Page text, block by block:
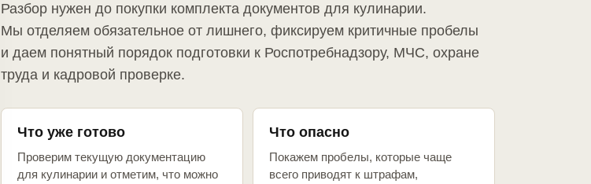
Разбор нужен до покупки комплекта документов для кулинарии.
Мы отделяем обязательное от лишнего, фиксируем критичные пробелы
и даем понятный порядок подготовки к Роспотребнадзору, МЧС, охране
труда и кадровой проверке.
Что уже готово
Проверим текущую документацию
для кулинарии и отметим, что можно
Что опасно
Покажем пробелы, которые чаще
всего приводят к штрафам,